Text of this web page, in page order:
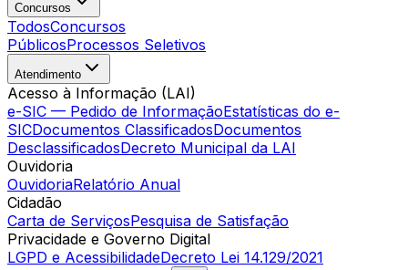
Concursos
TodosConcursos
PúblicosProcessos Seletivos
Atendimento
Acesso à Informação (LAI)
e-SIC — Pedido de InformaçãoEstatísticas do e-
SICDocumentos ClassificadosDocumentos
DesclassificadosDecreto Municipal da LAI
Ouvidoria
OuvidoriaRelatório Anual
Cidadão
Carta de ServiçosPesquisa de Satisfação
Privacidade e Governo Digital
LGPD e AcessibilidadeDecreto Lei 14.129/2021